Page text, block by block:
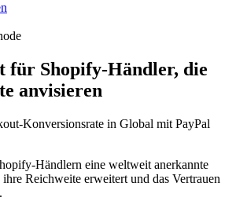
für Shopify-Händler, die
anvisieren
Konversionsrate in Global mit PayPal
Händlern eine weltweit anerkannte
Reichweite erweitert und das Vertrauen